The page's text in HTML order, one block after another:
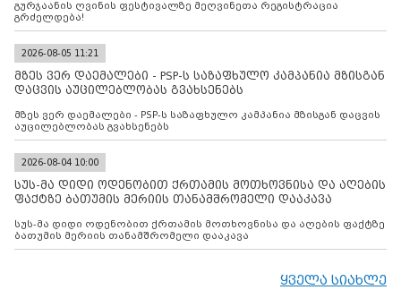
გურჯაანის ღვინის ფესტივალზე მეღვინეთა რეგისტრაცია
გრძელდება!
2026-08-05 11:21
მზეს ვერ დაემალები - PSP-ს საზაფხულო კამპანია მზისგან
დაცვის აუცილებლობას გვახსენებს
მზეს ვერ დაემალები - PSP-ს საზაფხულო კამპანია მზისგან დაცვის
აუცილებლობას გვახსენებს
2026-08-04 10:00
სუს-მა დიდი ოდენობით ქრთამის მოთხოვნისა და აღების
ფაქტზე ბათუმის მერიის თანამშრომელი დააკავა
სუს-მა დიდი ოდენობით ქრთამის მოთხოვნისა და აღების ფაქტზე
ბათუმის მერიის თანამშრომელი დააკავა
ყველა სიახლე